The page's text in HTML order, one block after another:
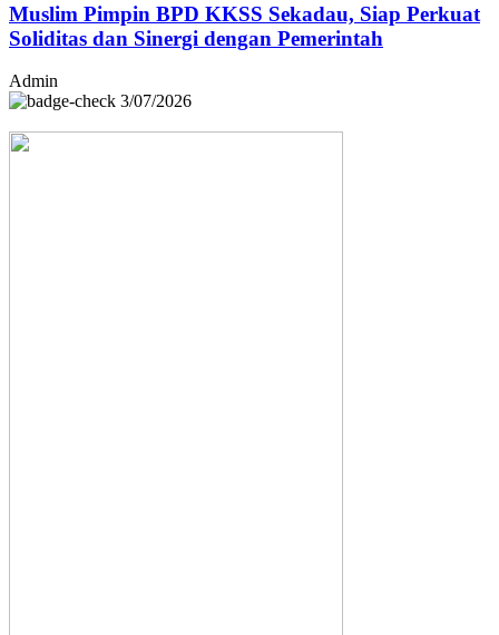
Muslim Pimpin BPD KKSS Sekadau, Siap Perkuat
Soliditas dan Sinergi dengan Pemerintah
Admin
3/07/2026